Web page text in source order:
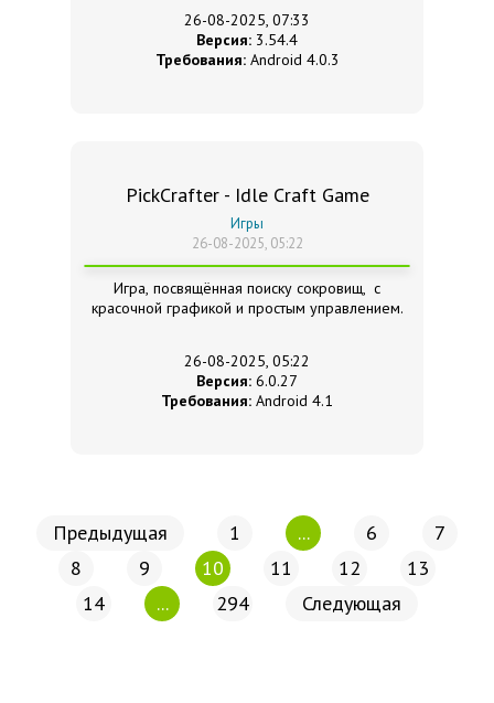
26-08-2025, 07:33
Версия: 3.54.4
Требования: Android 4.0.3
PickCrafter - Idle Craft Game
Игры
26-08-2025, 05:22
Игра, посвящённая поиску сокровищ, с
красочной графикой и простым управлением.
26-08-2025, 05:22
Версия: 6.0.27
Требования: Android 4.1
Предыдущая 1 ... 6
7
8
9 10 11 12
13
14
... 294 Следующая